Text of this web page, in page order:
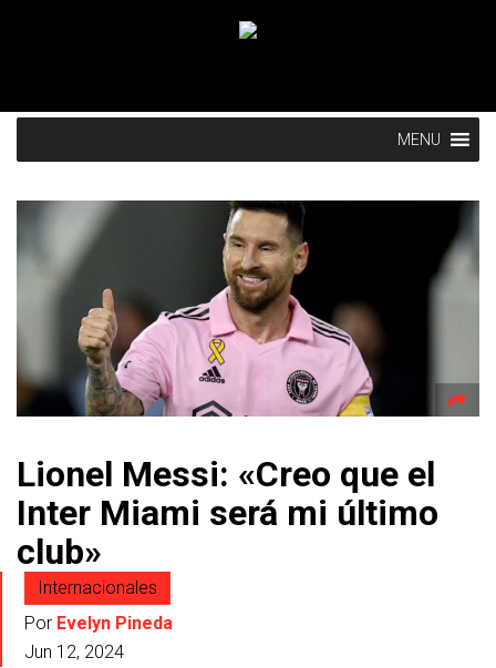
MENU
Lionel Messi: «Creo que el
Inter Miami será mi último
club»
Internacionales
Por Evelyn Pineda
Jun 12, 2024